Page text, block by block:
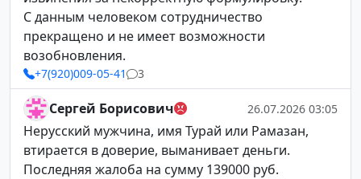
С данным человеком сотрудничество
прекращено и не имеет возможности
возобновления.
+7(920)009-05-41 3
Сергей Борисович 26.07.2026 03:05
Нерусский мужчина, имя Турай или Рамазан,
втирается в доверие, выманивает деньги.
Последняя жалоба на сумму 139000 руб.